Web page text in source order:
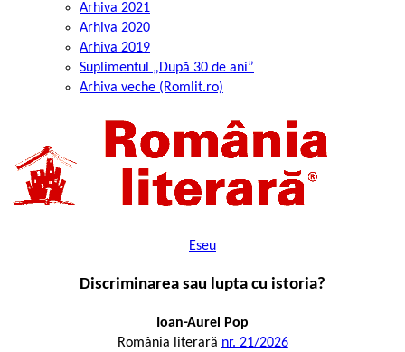
Arhiva 2021
Arhiva 2020
Arhiva 2019
Suplimentul „După 30 de ani”
Arhiva veche (Romlit.ro)
Eseu
Discriminarea sau lupta cu istoria?
Ioan-Aurel Pop
România literară nr. 21/2026